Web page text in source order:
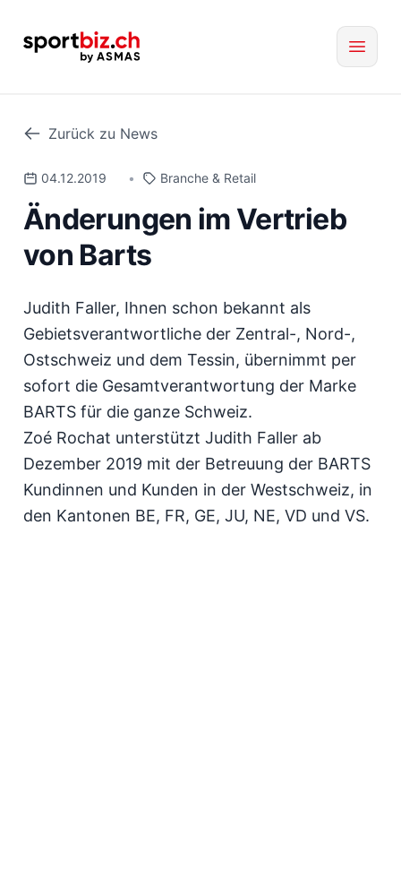
Zurück zu News
04.12.2019 • Branche & Retail
Änderungen im Vertrieb
von Barts
Judith Faller, Ihnen schon bekannt als
Gebietsverantwortliche der Zentral-, Nord-,
Ostschweiz und dem Tessin, übernimmt per
sofort die Gesamtverantwortung der Marke
BARTS für die ganze Schweiz.
Zoé Rochat unterstützt Judith Faller ab
Dezember 2019 mit der Betreuung der BARTS
Kundinnen und Kunden in der Westschweiz, in
den Kantonen BE, FR, GE, JU, NE, VD und VS.